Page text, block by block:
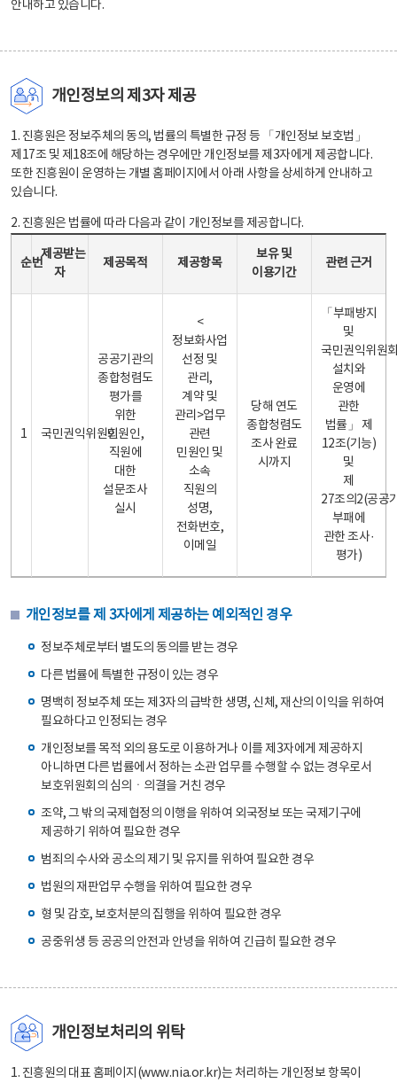
안내하고 있습니다.
개인정보의 제3자 제공
1. 진흥원은 정보주체의 동의, 법률의 특별한 규정 등 「개인정보 보호법」
제17조 및 제18조에 해당하는 경우에만 개인정보를 제3자에게 제공합니다.
또한 진흥원이 운영하는 개별 홈페이지에서 아래 사항을 상세하게 안내하고
있습니다.
2. 진흥원은 법률에 따라 다음과 같이 개인정보를 제공합니다.
순번
제공받는
자
제공목적 제공항목
보유 및
이용기간
관련 근거
1 국민권익위원회
공공기관의
종합청렴도
평가를
위한
민원인,
직원에
대한
설문조사
실시
<
정보화사업
선정 및
관리,
계약 및
관리>업무
관련
민원인 및
소속
직원의
성명,
전화번호,
이메일
당해 연도
종합청렴도
조사 완료
시까지
「부패방지
및
국민권익위원
설치와
운영에
관한
법률」 제
12조(기능)
및
제
27조의2(공공
부패에
관한 조사·
평가)
개인정보를 제 3자에게 제공하는 예외적인 경우
정보주체로부터 별도의 동의를 받는 경우
다른 법률에 특별한 규정이 있는 경우
명백히 정보주체 또는 제3자의 급박한 생명, 신체, 재산의 이익을 위하여
필요하다고 인정되는 경우
개인정보를 목적 외의 용도로 이용하거나 이를 제3자에게 제공하지
아니하면 다른 법률에서 정하는 소관 업무를 수행할 수 없는 경우로서
보호위원회의 심의ㆍ의결을 거친 경우
조약, 그 밖의 국제협정의 이행을 위하여 외국정보 또는 국제기구에
제공하기 위하여 필요한 경우
범죄의 수사와 공소의 제기 및 유지를 위하여 필요한 경우
법원의 재판업무 수행을 위하여 필요한 경우
형 및 감호, 보호처분의 집행을 위하여 필요한 경우
공중위생 등 공공의 안전과 안녕을 위하여 긴급히 필요한 경우
개인정보처리의 위탁
1. 진흥원의 대표 홈페이지(www.nia.or.kr)는 처리하는 개인정보 항목이